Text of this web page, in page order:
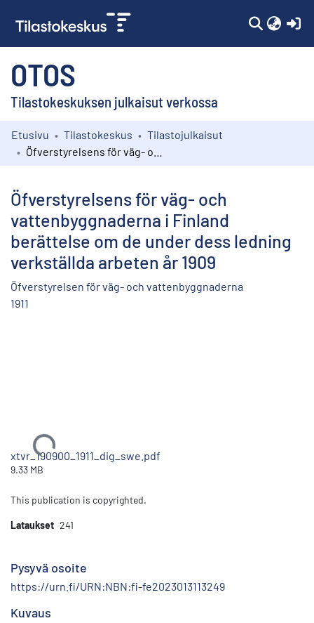
OTOS
Tilastokeskuksen julkaisut verkossa
Kokoelmat
Etusivu Tilastokeskus
Tilastojulkaisut
Öfverstyrelsens för väg- och
vattenbyggnaderna i Finland
berättelse om de under dess ledning
verkställda arbeten år 1909
Öfverstyrelsen för väg- och vattenbyggnaderna
1911
Ladataan...
xtvr_190900_1911_dig_swe.pdf
9.33 MB
This publication is copyrighted.
Lataukset 241
Pysyvä osoite
https://urn.fi/URN:NBN:fi-fe2023013113249
Kuvaus